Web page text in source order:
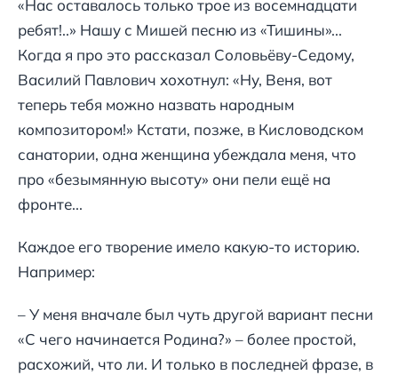
«Нас оставалось только трое из восемнадцати
ребят!..» Нашу с Мишей песню из «Тишины»...
Когда я про это рассказал Соловьёву-Седому,
Василий Павлович хохотнул: «Ну, Веня, вот
теперь тебя можно назвать народным
композитором!» Кстати, позже, в Кисловодском
санатории, одна женщина убеждала меня, что
про «безымянную высоту» они пели ещё на
фронте...
Каждое его творение имело какую-то историю.
Например:
– У меня вначале был чуть другой вариант песни
«С чего начинается Родина?» – более простой,
расхожий, что ли. И только в последней фразе, в